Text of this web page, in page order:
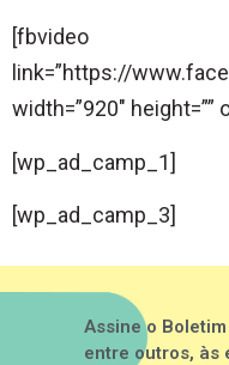
[fbvideo
link=”https://
width=”920″ height=””
[wp_ad_camp_1]
[wp_ad_camp_3]
Assine o
entre outros, às